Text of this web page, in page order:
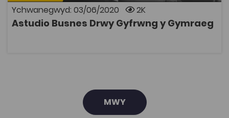
Ychwanegwyd: 03/06/2020 2K
Astudio Busnes Drwy Gyfrwng y Gymraeg
MWY